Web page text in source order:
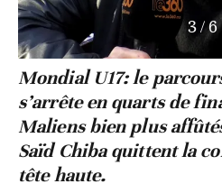
4/6
Mondial U17: le
s’arrête en quarts de
Maliens bien plus
Saïd Chiba quittent la
tête haute.